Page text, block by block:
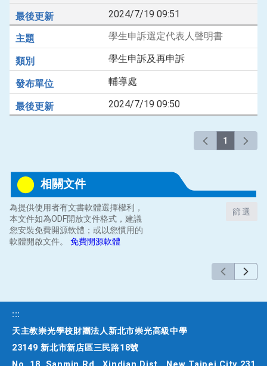
2024/7/19 09:51
學生申訴選定代表人聲明書
學生申訴及再申訴
輔導處
2024/7/19 09:50
1
相關文件
為提供使用者有文書軟體選擇權利，
本文件如為ODF開放文件格式，建議
您安裝免費開源軟體；或以您慣用的
軟體開啟文件。 免費開源軟體
篩選
:::
天主教崇光學校財團法人新北市崇光高級中學
23149 新北市新店區三民路18號